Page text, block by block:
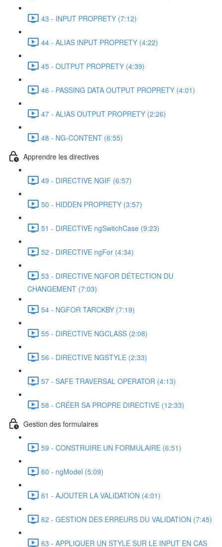
43 - INPUT PROPRETY (7:12)
44 - ALIAS INPUT PROPRETY (4:22)
45 - OUTPUT PROPRETY (4:39)
46 - PASSING DATA OUTPUT PROPRETY (4:01)
47 - ALIAS OUTPUT PROPRETY (2:26)
48 - NG-CONTENT (6:55)
Apprendre les directives
49 - DIRECTIVE NGIF (6:57)
50 - HIDDEN PROPRETY (3:57)
51 - DIRECTIVE ngSwitchCase (9:23)
52 - DIRECTIVE ngFor (4:34)
53 - DIRECTIVE NGFOR DÉTECTION DU
CHANGEMENT (7:03)
54 - NGFOR TARCKBY (7:19)
55 - DIRECTIVE NGCLASS (2:08)
56 - DIRECTIVE NGSTYLE (2:33)
57 - SAFE TRAVERSAL OPERATOR (4:13)
58 - CRÉER SA PROPRE DIRECTIVE (12:33)
Gestion des formulaires
59 - CONSTRUIRE UN FORMULAIRE (6:51)
60 - ngModel (5:09)
61 - AJOUTER LA VALIDATION (4:01)
62 - GESTION DES ERREURS DU VALIDATION (7:45)
63 - APPLIQUER UN STYLE SUR LE INPUT EN CAS